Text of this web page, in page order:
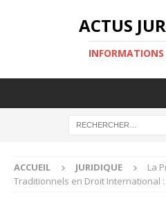
ACTUS
INFORMATIONS
ACCUEIL JURIDIQUE
La
Traditionnels en Droit International